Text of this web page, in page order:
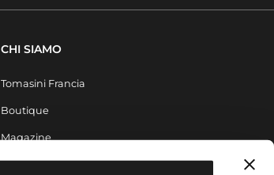
CHI SIAMO
Tomasini Francia
Boutique
Magazine
Contatti